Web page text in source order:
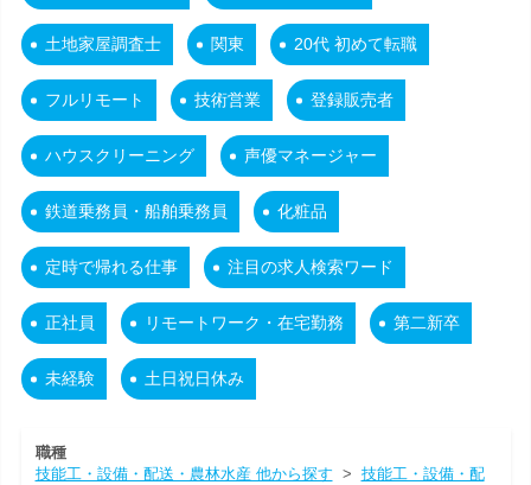
土地家屋調査士 関東 20代 初めて転職
フルリモート 技術営業 登録販売者
ハウスクリーニング 声優マネージャー
鉄道乗務員・船舶乗務員 化粧品
定時で帰れる仕事 注目の求人検索ワード
正社員 リモートワーク・在宅勤務 第二新卒
未経験 土日祝日休み
職種
技能工・設備・配送・農林水産 他から探す > 技能工・設備・配